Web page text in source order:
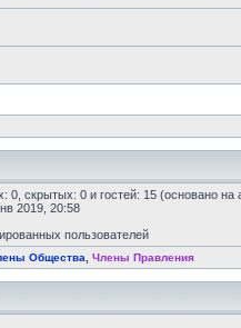
0, скрытых: 0 и гостей: 15 (основано
2019, 20:58
пользователей
Общества Члены Правления